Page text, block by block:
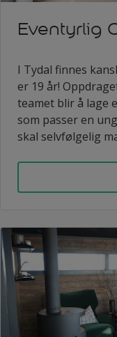
Eventyrlig
I Tydal finnes
er 19 år!
teamet blir å lage
som passer en
skal selvfølgelig